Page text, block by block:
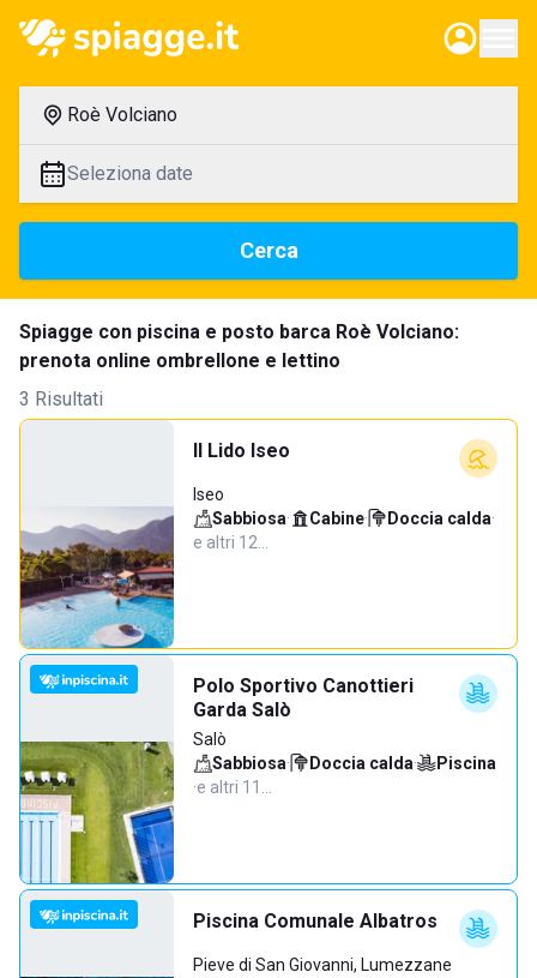
Roè Volciano
Seleziona date
Cerca
Spiagge con piscina e posto barca Roè Volciano:
prenota online ombrellone e lettino
3 Risultati
Il Lido Iseo
Iseo
Sabbiosa· Cabine· Doccia calda·
e altri 12…
Polo Sportivo Canottieri
Garda Salò
Salò
Sabbiosa· Doccia calda·
Piscina
·e altri 11…
Piscina Comunale Albatros
Pieve di San Giovanni, Lumezzane